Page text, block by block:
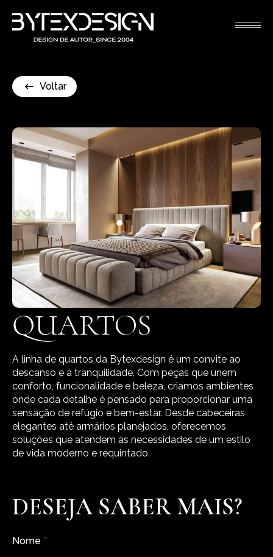
Voltar
QUARTOS
A linha de quartos da Bytexdesign é um convite ao
descanso e à tranquilidade. Com peças que unem
conforto, funcionalidade e beleza, criamos ambientes
onde cada detalhe é pensado para proporcionar uma
sensação de refúgio e bem-estar. Desde cabeceiras
elegantes até armários planejados, oferecemos
soluções que atendem às necessidades de um estilo
de vida moderno e requintado.
DESEJA SABER MAIS?
Nome *